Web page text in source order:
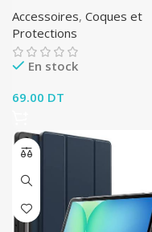
Accessoires, Coques et
Protections
En stock
69.00 DT